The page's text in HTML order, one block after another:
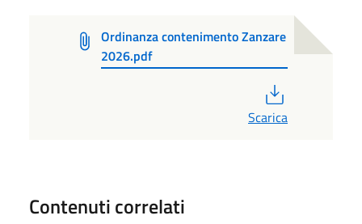
Ordinanza contenimento Zanzare
2026.pdf
Scarica
Contenuti correlati